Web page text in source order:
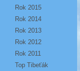
Rok 2015
Rok 2014
Rok 2013
Rok 2012
Rok 2011
Top Tibeťák